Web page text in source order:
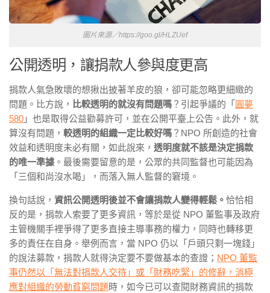
圖片來源／https://goo.gl/HLZUef
公開透明，讓捐款人參與度更高
捐款人氣急敗壞的想揪出披著羊皮的狼，卻可能忽略更細緻的
問題。比方說， 比較透明的就沒有問題嗎 ？引起爭議的「 圓夢
580 」也是取得公益勸募許可，並在公開平臺上公告。此外，就
算沒有問題， 較透明的組織一定比較好嗎 ？NPO 所創造的社會
效益和透明度未必有關，如此說來， 透明度就不該是決定捐款
的唯一準據 。最後需要留意的是，公眾的共同監督也可能因為
「三個和尚沒水喝」，而落入無人監督的窘境。
換句話說， 資訊公開透明後並不會讓捐款人變得輕鬆。 恰恰相
反的是，捐款人索要了更多資訊，等於是從 NPO 董監事及政府
主管機關手裡爭得了更多直接主導事務的權力，同時也轉移更
多的責任在自身。舉例而言，當 NPO 仍以「戶頭只剩一塊錢」
的說法募款，捐款人就得決定要不要做基本的查證； NPO 董監
事仍然以「無法對捐款人交待」或「財務吃緊」的修辭，消極
應對組織的勞動貧窮問題時，如今已可以查閱財務資訊的捐款